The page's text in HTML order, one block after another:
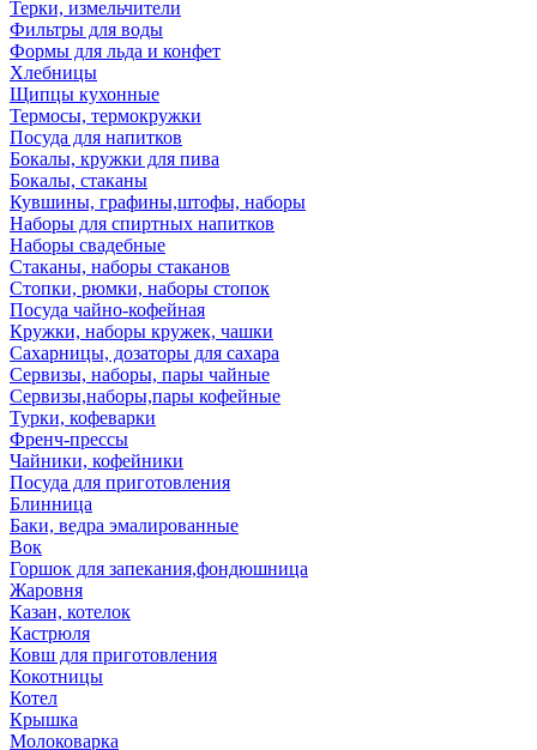
Терки, измельчители
Фильтры для воды
Формы для льда и конфет
Хлебницы
Щипцы кухонные
Термосы, термокружки
Посуда для напитков
Бокалы, кружки для пива
Бокалы, стаканы
Кувшины, графины,штофы, наборы
Наборы для спиртных напитков
Наборы свадебные
Стаканы, наборы стаканов
Стопки, рюмки, наборы стопок
Посуда чайно-кофейная
Кружки, наборы кружек, чашки
Сахарницы, дозаторы для сахара
Сервизы, наборы, пары чайные
Сервизы,наборы,пары кофейные
Турки, кофеварки
Френч-прессы
Чайники, кофейники
Посуда для приготовления
Блинница
Баки, ведра эмалированные
Вок
Горшок для запекания,фондюшница
Жаровня
Казан, котелок
Кастрюля
Ковш для приготовления
Кокотницы
Котел
Крышка
Молоковарка